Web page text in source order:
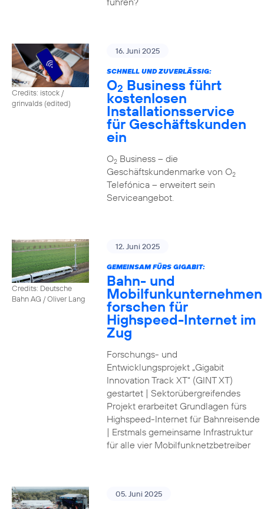
Credits: istock /
grinvalds (edited)
16. Juni 2025
SCHNELL UND ZUVERLÄSSIG:
O2 Business führt
kostenlosen
Installationsservice
für Geschäftskunden
ein
O2Business – die
Geschäftskundenmarke von O2
Telefónica – erweitert sein
Serviceangebot.
Credits: Deutsche
Bahn AG / Oliver Lang
12. Juni 2025
GEMEINSAM FÜRS GIGABIT:
Bahn- und
Mobilfunkunternehmen
forschen für
Highspeed-Internet im
Zug
Forschungs- und
Entwicklungsprojekt „Gigabit
Innovation Track XT“ (GINT XT)
gestartet | Sektorübergreifendes
Projekt erarbeitet Grundlagen fürs
Highspeed-Internet für Bahnreisende
| Erstmals gemeinsame Infrastruktur
für alle vier Mobilfunknetzbetreiber
05. Juni 2025